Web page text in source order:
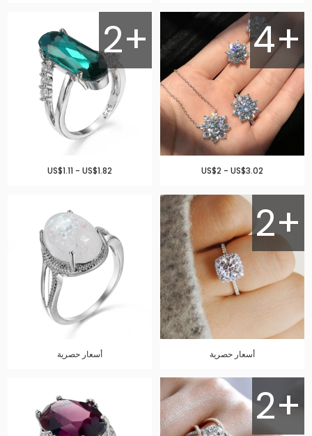
4+
US$2 - US$3.02
2+
US$1.11 - US$1.82
2+
أسعار حصرية أسعار حصرية
2+